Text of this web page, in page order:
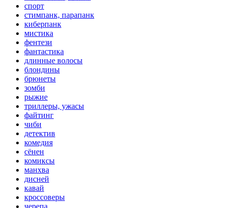
спорт
стимпанк, парапанк
киберпанк
мистика
фентези
фантастика
длинные волосы
блондины
брюнеты
зомби
рыжие
триллеры, ужасы
файтинг
чиби
детектив
комедия
сёнен
комиксы
манхва
дисней
кавай
кроссоверы